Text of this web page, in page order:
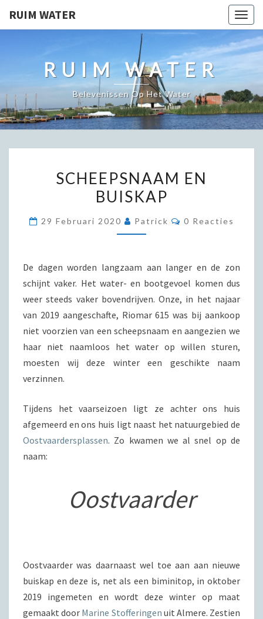
RUIM WATER
RUIM WATER
Belevenissen Op Het Water
EN
BUISKAP
SCHEEPSNAAM EN
BUISKAP
29 Februari 2020 Patrick Reacties
0 Reacties
De dagen worden langzaam aan langer en de zon
schijnt vaker. Het water- en bootgevoel komen dus
weer steeds vaker bovendrijven. Onze, in het najaar
van 2019 aangeschafte, Riomar 615 was bij aankoop
niet voorzien van een scheepsnaam en aangezien we
haar niet naamloos het water op willen sturen,
moesten wij deze winter een geschikte naam
verzinnen.
Tijdens het vaarseizoen ligt ze achter ons huis
afgemeerd en ons huis ligt naast het natuurgebied de
Oostvaardersplassen. Zo kwamen we al snel op de
naam:
Oostvaarder
Oostvaarder was daarnaast wel toe aan aan nieuwe
buiskap en deze is, net als een biminitop, in oktober
2019 ingemeten en wordt deze winter op maat
gemaakt door Marine Stofferingen uit Almere. Zestien